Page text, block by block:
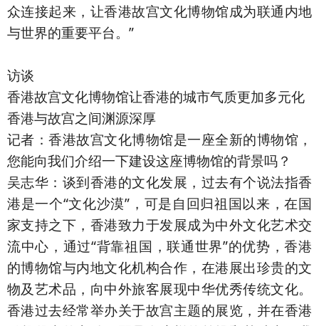
众连接起来，让香港故宫文化博物馆成为联通内地
与世界的重要平台。”
访谈
香港故宫文化博物馆让香港的城市气质更加多元化
香港与故宫之间渊源深厚
记者：香港故宫文化博物馆是一座全新的博物馆，
您能向我们介绍一下建设这座博物馆的背景吗？
吴志华：谈到香港的文化发展，过去有个说法指香
港是一个“文化沙漠”，可是自回归祖国以来，在国
家支持之下，香港致力于发展成为中外文化艺术交
流中心，通过“背靠祖国，联通世界”的优势，香港
的博物馆与内地文化机构合作，在港展出珍贵的文
物及艺术品，向中外旅客展现中华优秀传统文化。
香港过去经常举办关于故宫主题的展览，并在香港